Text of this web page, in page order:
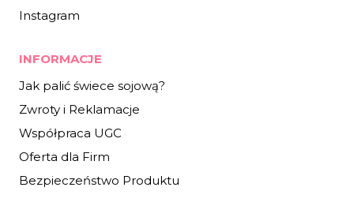
Instagram
INFORMACJE
Jak palić świece sojową?
Zwroty i Reklamacje
Współpraca UGC
Oferta dla Firm
Bezpieczeństwo Produktu